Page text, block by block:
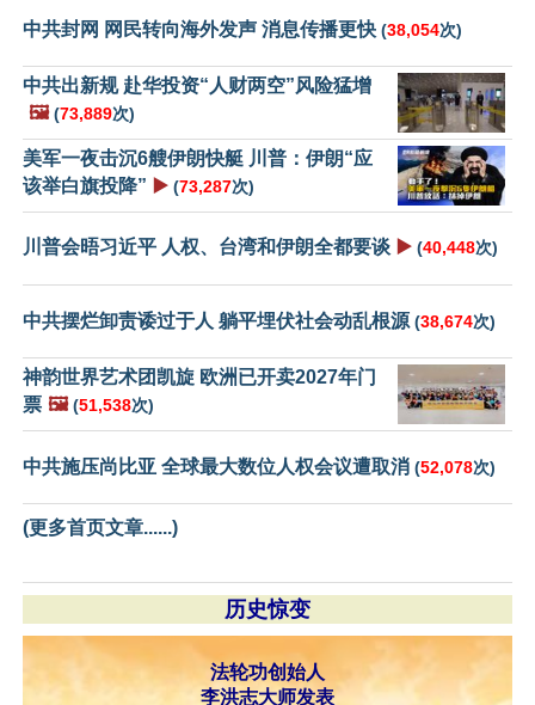
中共封网 网民转向海外发声 消息传播更快 (38,054次)
中共出新规 赴华投资“人财两空”风险猛增
🖼️ (73,889次)
美军一夜击沉6艘伊朗快艇 川普：伊朗“应
该举白旗投降” ▶️ (73,287次)
川普会晤习近平 人权、台湾和伊朗全都要谈 ▶️ (40,448次)
中共摆烂卸责诿过于人 躺平埋伏社会动乱根源 (38,674次)
神韵世界艺术团凯旋 欧洲已开卖2027年门
票 🖼️ (51,538次)
中共施压尚比亚 全球最大数位人权会议遭取消 (52,078次)
(更多首页文章......)
历史惊变
法轮功创始人
李洪志大师发表